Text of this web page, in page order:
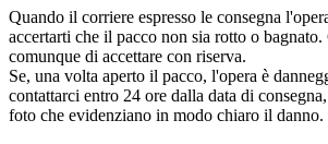
Quando il corriere espresso le consegna
accertarti che il pacco non sia rotto o
comunque di accettare con riserva.
Se, una volta aperto il pacco, l'opera è
contattarci entro 24 ore dalla data di
foto che evidenziano in modo chiaro il danno.